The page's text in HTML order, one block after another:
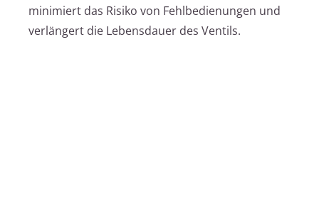
minimiert das Risiko von Fehlbedienungen und
verlängert die Lebensdauer des Ventils.